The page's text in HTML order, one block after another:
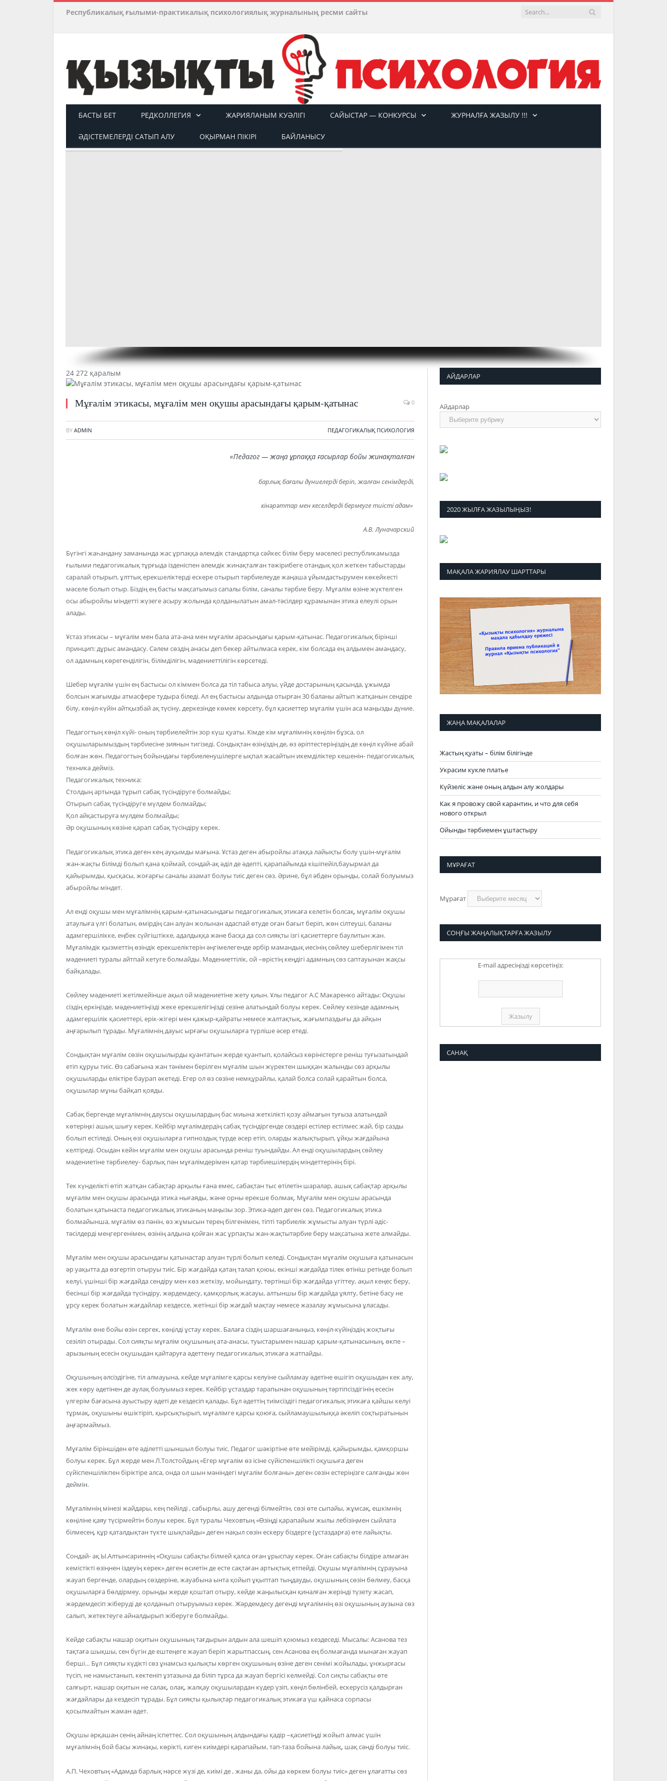
Республикалық ғылыми-практикалық психологиялық журналының ресми сайты
БАСТЫ БЕТ РЕДКОЛЛЕГИЯ ЖАРИЯЛАНЫМ КУӘЛІГІ САЙЫСТАР — КОНКУРСЫ ЖУРНАЛҒА ЖАЗЫЛУ !!!
ӘДІСТЕМЕЛЕРДІ САТЫП АЛУ ОҚЫРМАН ПІКІРІ БАЙЛАНЫСУ
24 272 қаралым
Мұғалім этикасы, мұғалім мен оқушы арасындағы қарым-қатынас 0
BY ADMIN ПЕДАГОГИКАЛЫҚ ПСИХОЛОГИЯ
«Педагог — жаңа ұрпаққа ғасырлар бойы жинақталған
барлық бағалы дүниелерді беріп, жалған сенімдерді,
кінәрәттар мен кеселдерді бермеуге тиісті адам»
А.В. Луначарский
Бүгінгі жаһандану заманында жас ұрпаққа әлемдік стандартқа сәйкес білім беру мәселесі республикамызда
ғылыми педагогикалық тұрғыда ізденіспен әлемдік жинақталған тәжірибеге отандық қол жеткен табыстарды
саралай отырып, ұлттық ерекшеліктерді ескере отырып тәрбиелеуде жаңаша ұйымдастырумен көкейкесті
мәселе болып отыр. Біздің ең басты мақсатымыз сапалы білім, саналы тәрбие беру. Мұғалім өзіне жүктелген
осы абыройлы міндетті жүзеге асыру жолында қолданылатын амал-тәсілдер құрамынан этика елеулі орын
алады.
Ұстаз этикасы – мұғалім мен бала ата-ана мен мұғалім арасындағы қарым-қатынас. Педагогикалық бірінші
принцип: дұрыс амандасу. Сәлем сөздің анасы деп бекер айтылмаса керек, кім болсада ең алдымен амандасу,
ол адамның көрегенділігін, білімділігін, мәдениеттілігін көрсетеді.
Шебер мұғалім үшін ең бастысы ол кіммен болса да тіл табыса алуы, үйде достарының қасында, ұжымда
болсын жағымды атмасфере тудыра біледі. Ал ең бастысы алдында отырған 30 баланы айтып жатқанын сендіре
білу, көңіл-күйін айтқызбай ақ түсіну, деркезінде көмек көрсету, бұл қасиеттер мұғалім үшін аса маңызды дүние.
Педагогтың көңіл күйі- оның тәрбиелейтін зор күш қуаты. Кімде кім мұғалімнің көңілін бұзса, ол
оқушыларымыздың тәрбиесіне зиянын тигізеді. Сондықтан өзіңіздің де, өз әріптестеріңіздің де көңіл күйіне абай
болған жөн. Педагогтың бойындағы тәрбиеленушілерге ықпал жасайтын икемділіктер кешенін- педагогикалық
техника дейміз.
Педагогикалық техника:
Столдың артында тұрып сабақ түсіндіруге болмайды;
Отырып сабақ түсіндіруге мүлдем болмайды;
Қол айқастыруға мүлдем болмайды;
Әр оқушының көзіне қарап сабақ түсіндіру керек.
Педагогикалық этика деген кең ауқымды мағына. Ұстаз деген абыройлы атаққа лайықты болу үшін-мұғалім
жан-жақты білімді болып қана қоймай, сондай-ақ әділ де әдепті, қарапайымда кішіпейіл,бауырмал да
қайырымды, қысқасы, жоғарғы саналы азамат болуы тиіс деген сөз. Әрине, бұл әбден орынды, солай болуымыз
абыройлы міндет.
Ал енді оқушы мен мұғалімнің қарым-қатынасындағы педагогикалық этикаға келетін болсақ, мұғалім оқушы
атаулыға үлгі болатын, өмірдің сан алуан жолынан адаспай өтуде оған бағыт беріп, жөн сілтеуші, баланы
адамгершілікке, еңбек сүйгіштікке, адалдыққа және басқа да сол сияқты ізгі қасиеттерге баулитын жан.
Мұғалімдік қызметтің өзіндік ерекшеліктерін әңгімелегенде әрбір мамандық иесінің сөйлеу шеберлігімен тіл
мәдениеті туралы айтпай кетуге болмайды. Мәдениеттілік, ой –өрістің кеңдігі адамның сөз саптауынан жақсы
байқалады.
Сөйлеу мәдениеті жетілмейінше ақыл ой мәдениетіне жету қиын. Ұлы педагог А.С Макаренко айтады: Оқушы
сіздің еркіңізде, мәдениетіңізді жеке ерекшелігіңізді сезіне алатындай болуы керек. Сөйлеу кезінде адамның
адамгершілік қасиеттері, ерік-жігері мен қажыр-қайраты немесе жалтақтық, жағымпаздығы да айқын
аңғарылып тұрады. Мұғалімнің дауыс ырғағы оқушыларға түрліше әсер етеді.
Сондықтан мұғалім сөзін оқушылырды қуантатын жерде қуантып, қолайсыз көріністерге реніш туғызатындай
етіп құруы тиіс. Өз сабағына жан тәнімен берілген мұғалім шын жүректен шыққан жалынды сөз арқылы
оқушыларды еліктіре баурап әкетеді. Егер ол өз сөзіне немқұрайлы, қалай болса солай қарайтын болса,
оқушылар мұны байқап қояды.
Сабақ бергенде мұғалімнің дауsсы оқушылардың бас миына жеткілікті қозу аймағын туғыза алатындай
көтеріңкі ашық шығу керек. Кейбір мұғалімдердің сабақ түсіндіргенде сөздері естілер естілмес жай, бір сазды
болып естіледі. Оның өзі оқушыларға гипноздық түрде әсер етіп, оларды жалықтырып, ұйқы жағдайына
келтіреді. Осыдан кейін мұғалім мен оқушы арасында реніш туындайды. Ал енді оқушылардың сөйлеу
мәдениетіне тәрбиелеу- барлық пән мұғалімдерімен қатар тәрбиешілердің міндеттерінің бірі.
Тек күнделікті өтіп жатқан сабақтар арқылы ғана емес, сабақтан тыс өтілетін шаралар, ашық сабақтар арқылы
мұғалім мен оқушы арасында этика нығаяды, және орны ерекше болмақ. Мұғалім мен оқушы арасында
болатын қатынаста педагогикалық этиканың маңызы зор. Этика-әдеп деген сөз. Педагогикалық этика
болмайынша, мұғалім өз пәнін, өз жұмысын терең білгенімен, тіпті тәрбиелік жұмысты алуан түрлі әдіс-
тәсілдерді меңгергенімен, өзінің алдына қойған жас ұрпақты жан-жақтытәрбие беру мақсатына жете алмайды.
Мұғалім мен оқушы арасындағы қатынастар алуан түрлі болып келеді. Сондықтан мұғалім оқушыға қатынасын
әр уақытта да өзгертіп отыруы тиіс. Бір жағдайда қатаң талап қоюы, екінші жағдайда тілек өтініш ретінде болып
келуі, үшінші бір жағдайда сендіру мен көз жеткізу, мойындату, төртінші бір жағдайда үгіттеу, ақыл кеңес беру,
бесінші бір жағдайда түсіндіру, жәрдемдесу, қамқорлық жасауы, алтыншы бір жағдайда ұялту, бетіне басу не
ұрсу керек болатын жағдайлар кездессе, жетінші бір жағдай мақтау немесе жазалау жұмысына ұласады.
Мұғалім өне бойы өзін сергек, көңілді ұстау керек. Балаға сіздің шаршағаныңыз, көңіл-күйіңіздің жоқтығы
сезіліп отырады. Сол сияқты мұғалім оқушының ата-анасы, туыстарымен нашар қарым-қатынасының, өкпе –
арызының есесін оқушыдан қайтаруға әдеттену педагогикалық этикаға жатпайды.
Оқушының әлсіздігіне, тіл алмауына, кейде мұғалімге қарсы келуіне сыйламау әдетіне өшігіп оқушыдан кек алу,
жек көру әдетінен де аулақ болуымыз керек. Кейбір ұстаздар тарапынан оқушының тәртіпсіздігінің есесін
үлгерім бағасына ауыстыру әдеті де кездесіп қалады. Бұл әдеттің тиімсіздігі педагогикалық этикаға қайшы келуі
тұрмақ, оқушыны өшіктіріп, қырсықтырып, мұғалімге қарсы қоюға, сыйламаушылыққа әкеліп соқтыратынын
аңғармаймыз.
Мұғалім біріншіден өте әділетті шыншыл болуы тиіс. Педагог шәкіртіне өте мейірімді, қайырымды, қамқоршы
болуы керек. Бұл жерде мен Л.Толстойдың «Егер мұғалім өз ісіне сүйіспеншілікті оқушыға деген
сүйіспеншілікпен біріктіре алса, онда ол шын мәніндегі мұғалім болғаны» деген сөзін естеріңізге салғанды жөн
деймін.
Мұғалімнің мінезі жайдары, кең пейілді , сабырлы, ашу дегенді білмейтін, сөзі өте сыпайы, жұмсақ, ешкімнің
көңіліне қаяу түсірмейтін болуы керек. Бұл туралы Чеховтың «Өзіңді қарапайым жылы лебізіңмен сыйлата
білмесең, құр қаталдықтан түкте шықпайды» деген нақыл сөзін ескеру біздерге (ұстаздарға) өте лайықты.
Сондай- ақ Ы.Алтынсариннің «Оқушы сабақты білмей қалса оған ұрыспау керек. Оған сабақты білдіре алмаған
кемістікті өзіңнен іздеуің керек» деген өсиетін де есте сақтаған артықтық етпейді. Оқушы мұғалімнің сұрауына
жауап бергенде, олардың сөздеріне, жауабына ынта қойып ұқыптап тыңдауды, оқушының сөзін бөлмеу, басқа
оқушыларға бөлдірмеу, орынды жерде қоштап отыру, кейде жаңылысқан қиналған жерінді түзету жасап,
жәрдемдесіп жіберуді де қолданып отыруымыз керек. Жәрдемдесу дегенді мұғалімнің өзі оқушының аузына сөз
салып, жетектеуге айналдырып жіберуге болмайды.
Кейде сабақты нашар оқитын оқушының тағдырын алдын ала шешіп қоюмыз кездеседі. Мысалы: Асанова тез
тақтаға шықшы, сен бүгін де ештеңеге жауап беріп жарытпассың, сен Асанова ең болмағанда мынаған жауап
берші… Бұл сияқты күдікті сөз ұнамсыз қылықты көрген оқушының өзіне деген сенімі жойылады, ұнжырғасы
түсіп, не намыстанып, кектеніп ұзтазына да біліп тұрса да жауап бергісі келмейді. Сол сиқты сабақты өте
салғырт, нашар оқитын не салақ, олақ, жалқау оқушылардан күдер үзіп, көңіл бөлінбей, ескерусіз қалдырған
жағдайлары да кездесіп тұрады. Бұл сияқты қылықтар педагогикалық этикаға үш қайнаса сорпасы
қосылмайтын жаман әдет.
Оқушы әрқашан сенің айнаң іспеттес. Сол оқушының алдындағы қадір –қасиетіңді жойып алмас үшін
мұғалімнің бой басы жинақы, көрікті, киген киімдері қарапайым, тап-таза бойына лайық, шақ сәнді болуы тиіс.
А.П. Чеховтың «Адамда барлық нәрсе жүзі де, киімі де , жаны да, ойы да көркем болуы тиіс» деген ұлағатты сөз
АЙДАРЛАР
Айдарлар
2020 ЖЫЛҒА ЖАЗЫЛЫҢЫЗ!
МАҚАЛА ЖАРИЯЛАУ ШАРТТАРЫ
ЖАҢА МАҚАЛАЛАР
Жастың қуаты – білім білігінде
Украсим кукле платье
Күйзеліс және оның алдын алу жолдары
Как я провожу свой карантин, и что для себя
нового открыл
Ойынды тәрбиемен ұштастыру
МҰРАҒАТ
Мұрағат
СОҢҒЫ ЖАҢАЛЫҚТАРҒА ЖАЗЫЛУ
E-mail адресіңізді көрсетіңіз:
САНАҚ